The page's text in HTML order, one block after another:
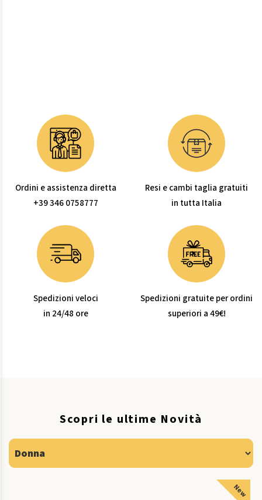
Ordini e assistenza diretta
+39 346 0758777
Resi e cambi taglia gratuiti
in tutta Italia
Spedizioni veloci
in 24/48 ore
Spedizioni gratuite per ordini
superiori a 49€!
Scopri le ultime Novità
New